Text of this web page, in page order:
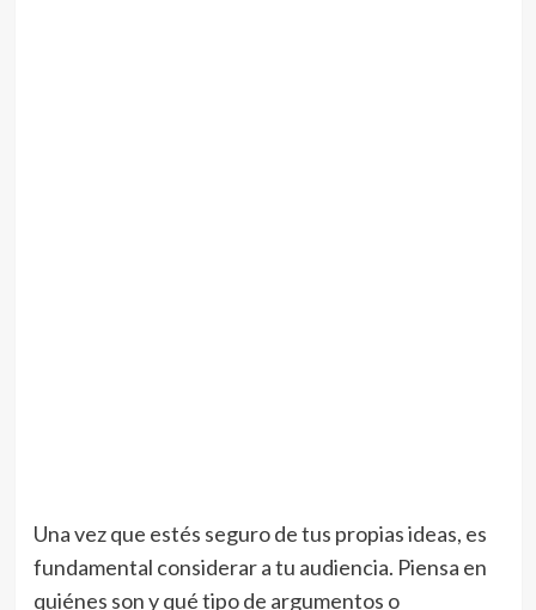
Una vez que estés seguro de tus propias ideas, es
fundamental considerar a tu audiencia. Piensa en
quiénes son y qué tipo de argumentos o